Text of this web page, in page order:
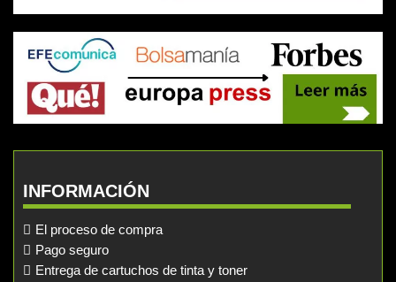
INFORMACIÓN
El proceso de compra
Pago seguro
Entrega de cartuchos de tinta y toner